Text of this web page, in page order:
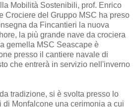
Mobilità Sostenibili, prof. Enrico
Crociere del Gruppo MSC ha preso
da Fincantieri la nuova
la più grande nave da crociera
gemella MSC Seascape è
presso il cantiere navale di
che entrerà in servizio nell'inverno
tradizione, si è svolta presso lo
Monfalcone una cerimonia a cui